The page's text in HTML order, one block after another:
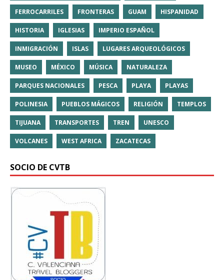
FERROCARRILES FRONTERAS GUAM HISPANIDAD
HISTORIA IGLESIAS IMPERIO ESPAÑOL
INMIGRACIÓN ISLAS LUGARES ARQUEOLÓGICOS
MUSEO MÉXICO MÚSICA NATURALEZA
PARQUES NACIONALES PESCA PLAYA PLAYAS
POLINESIA PUEBLOS MÁGICOS RELIGIÓN TEMPLOS
TIJUANA TRANSPORTES TREN UNESCO
VOLCANES WEST AFRICA ZACATECAS
SOCIO DE CVTB